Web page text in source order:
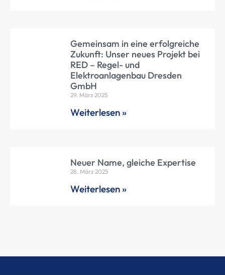
Gemeinsam in eine erfolgreiche
Zukunft: Unser neues Projekt bei
RED – Regel- und
Elektroanlagenbau Dresden
GmbH
29. März 2025
Weiterlesen »
Neuer Name, gleiche Expertise
28. März 2025
Weiterlesen »